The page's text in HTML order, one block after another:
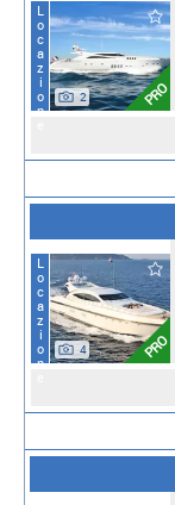
Locazione PRO
2
Locazione PRO
4